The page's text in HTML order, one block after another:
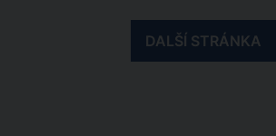
DALŠÍ STRÁNKA